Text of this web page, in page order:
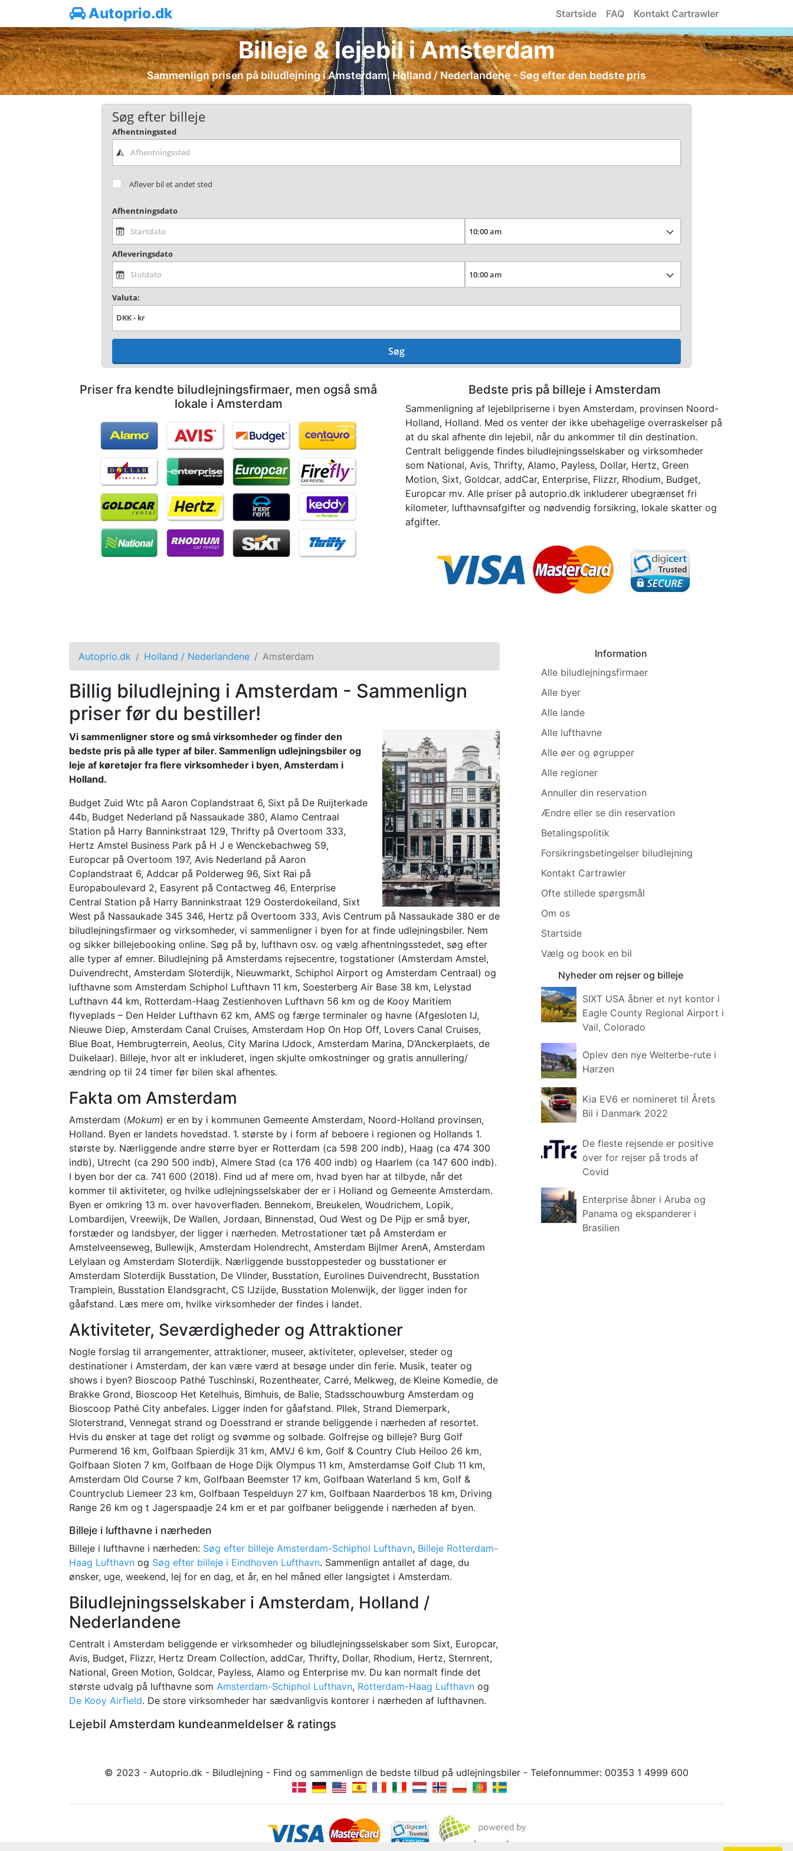
Autoprio.dk Startside FAQ Kontakt Cartrawler
Billeje & lejebil i Amsterdam
Sammenlign prisen på biludlejning i Amsterdam, Holland / Nederlandene - Søg efter den bedste pris
Søg efter billeje
Afhentningssted
Aflever bil et andet sted
Afhentningsdato
Afleveringsdato
Valuta:
Søg
Priser fra kendte biludlejningsfirmaer, men også små
lokale i Amsterdam
Bedste pris på billeje i Amsterdam
Sammenligning af lejebilpriserne i byen Amsterdam, provinsen Noord-
Holland, Holland. Med os venter der ikke ubehagelige overraskelser på
at du skal afhente din lejebil, når du ankommer til din destination.
Centralt beliggende findes biludlejningsselskaber og virksomheder
som National, Avis, Thrifty, Alamo, Payless, Dollar, Hertz, Green
Motion, Sixt, Goldcar, addCar, Enterprise, Flizzr, Rhodium, Budget,
Europcar mv. Alle priser på autoprio.dk inkluderer ubegrænset fri
kilometer, lufthavnsafgifter og nødvendig forsikring, lokale skatter og
afgifter.
Autoprio.dk Holland / Nederlandene Amsterdam
Billig biludlejning i Amsterdam - Sammenlign
priser før du bestiller!
Vi sammenligner store og små virksomheder og finder den
bedste pris på alle typer af biler. Sammenlign udlejningsbiler og
leje af køretøjer fra flere virksomheder i byen, Amsterdam i
Holland.
Budget Zuid Wtc på Aaron Coplandstraat 6, Sixt på De Ruijterkade
44b, Budget Nederland på Nassaukade 380, Alamo Centraal
Station på Harry Banninkstraat 129, Thrifty på Overtoom 333,
Hertz Amstel Business Park på H J e Wenckebachweg 59,
Europcar på Overtoom 197, Avis Nederland på Aaron
Coplandstraat 6, Addcar på Polderweg 96, Sixt Rai på
Europaboulevard 2, Easyrent på Contactweg 46, Enterprise
Central Station på Harry Banninkstraat 129 Oosterdokeiland, Sixt
West på Nassaukade 345 346, Hertz på Overtoom 333, Avis Centrum på Nassaukade 380 er de
biludlejningsfirmaer og virksomheder, vi sammenligner i byen for at finde udlejningsbiler. Nem
og sikker billejebooking online. Søg på by, lufthavn osv. og vælg afhentningsstedet, søg efter
alle typer af emner. Biludlejning på Amsterdams rejsecentre, togstationer (Amsterdam Amstel,
Duivendrecht, Amsterdam Sloterdijk, Nieuwmarkt, Schiphol Airport og Amsterdam Centraal) og
lufthavne som Amsterdam Schiphol Lufthavn 11 km, Soesterberg Air Base 38 km, Lelystad
Lufthavn 44 km, Rotterdam-Haag Zestienhoven Lufthavn 56 km og de Kooy Maritiem
flyveplads – Den Helder Lufthavn 62 km, AMS og færge terminaler og havne (Afgesloten IJ,
Nieuwe Diep, Amsterdam Canal Cruises, Amsterdam Hop On Hop Off, Lovers Canal Cruises,
Blue Boat, Hembrugterrein, Aeolus, City Marina IJdock, Amsterdam Marina, D’Anckerplaets, de
Duikelaar). Billeje, hvor alt er inkluderet, ingen skjulte omkostninger og gratis annullering/
ændring op til 24 timer før bilen skal afhentes.
Fakta om Amsterdam
Amsterdam (Mokum) er en by i kommunen Gemeente Amsterdam, Noord-Holland provinsen,
Holland. Byen er landets hovedstad. 1. største by i form af beboere i regionen og Hollands 1.
største by. Nærliggende andre større byer er Rotterdam (ca 598 200 indb), Haag (ca 474 300
indb), Utrecht (ca 290 500 indb), Almere Stad (ca 176 400 indb) og Haarlem (ca 147 600 indb).
I byen bor der ca. 741 600 (2018). Find ud af mere om, hvad byen har at tilbyde, når det
kommer til aktiviteter, og hvilke udlejningsselskaber der er i Holland og Gemeente Amsterdam.
Byen er omkring 13 m. over havoverfladen. Bennekom, Breukelen, Woudrichem, Lopik,
Lombardijen, Vreewijk, De Wallen, Jordaan, Binnenstad, Oud West og De Pijp er små byer,
forstæder og landsbyer, der ligger i nærheden. Metrostationer tæt på Amsterdam er
Amstelveenseweg, Bullewijk, Amsterdam Holendrecht, Amsterdam Bijlmer ArenA, Amsterdam
Lelylaan og Amsterdam Sloterdijk. Nærliggende busstoppesteder og busstationer er
Amsterdam Sloterdijk Busstation, De Vlinder, Busstation, Eurolines Duivendrecht, Busstation
Tramplein, Busstation Elandsgracht, CS IJzijde, Busstation Molenwijk, der ligger inden for
gåafstand. Læs mere om, hvilke virksomheder der findes i landet.
Aktiviteter, Seværdigheder og Attraktioner
Nogle forslag til arrangementer, attraktioner, museer, aktiviteter, oplevelser, steder og
destinationer i Amsterdam, der kan være værd at besøge under din ferie. Musik, teater og
shows i byen? Bioscoop Pathé Tuschinski, Rozentheater, Carré, Melkweg, de Kleine Komedie, de
Brakke Grond, Bioscoop Het Ketelhuis, Bimhuis, de Balie, Stadsschouwburg Amsterdam og
Bioscoop Pathé City anbefales. Ligger inden for gåafstand. Pllek, Strand Diemerpark,
Sloterstrand, Vennegat strand og Doesstrand er strande beliggende i nærheden af resortet.
Hvis du ønsker at tage det roligt og svømme og solbade. Golfrejse og billeje? Burg Golf
Purmerend 16 km, Golfbaan Spierdijk 31 km, AMVJ 6 km, Golf & Country Club Heiloo 26 km,
Golfbaan Sloten 7 km, Golfbaan de Hoge Dijk Olympus 11 km, Amsterdamse Golf Club 11 km,
Amsterdam Old Course 7 km, Golfbaan Beemster 17 km, Golfbaan Waterland 5 km, Golf &
Countryclub Liemeer 23 km, Golfbaan Tespelduyn 27 km, Golfbaan Naarderbos 18 km, Driving
Range 26 km og t Jagerspaadje 24 km er et par golfbaner beliggende i nærheden af byen.
Billeje i lufthavne i nærheden
Billeje i lufthavne i nærheden: Søg efter billeje Amsterdam-Schiphol Lufthavn, Billeje Rotterdam-
Haag Lufthavn og Søg efter billeje i Eindhoven Lufthavn. Sammenlign antallet af dage, du
ønsker, uge, weekend, lej for en dag, et år, en hel måned eller langsigtet i Amsterdam.
Biludlejningsselskaber i Amsterdam, Holland /
Nederlandene
Centralt i Amsterdam beliggende er virksomheder og biludlejningsselskaber som Sixt, Europcar,
Avis, Budget, Flizzr, Hertz Dream Collection, addCar, Thrifty, Dollar, Rhodium, Hertz, Sternrent,
National, Green Motion, Goldcar, Payless, Alamo og Enterprise mv. Du kan normalt finde det
største udvalg på lufthavne som Amsterdam-Schiphol Lufthavn, Rotterdam-Haag Lufthavn og
De Kooy Airfield. De store virksomheder har sædvanligvis kontorer i nærheden af lufthavnen.
Lejebil Amsterdam kundeanmeldelser & ratings
Information
Alle biludlejningsfirmaer
Alle byer
Alle lande
Alle lufthavne
Alle øer og øgrupper
Alle regioner
Annuller din reservation
Ændre eller se din reservation
Betalingspolitik
Forsikringsbetingelser biludlejning
Kontakt Cartrawler
Ofte stillede spørgsmål
Om os
Startside
Vælg og book en bil
Nyheder om rejser og billeje
SIXT USA åbner et nyt kontor i
Eagle County Regional Airport i
Vail, Colorado
Oplev den nye Welterbe-rute i
Harzen
Kia EV6 er nomineret til Årets
Bil i Danmark 2022
De fleste rejsende er positive
over for rejser på trods af
Covid
Enterprise åbner i Aruba og
Panama og ekspanderer i
Brasilien
© 2023 - Autoprio.dk - Biludlejning - Find og sammenlign de bedste tilbud på udlejningsbiler - Telefonnummer: 00353 1 4999 600